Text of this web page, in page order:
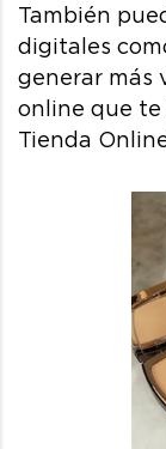
También
digitales
generar más
online que te
Tienda